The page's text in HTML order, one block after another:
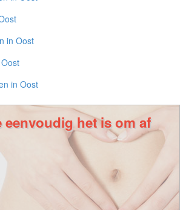
in Oost
in Oost
eenvoudig het is om af